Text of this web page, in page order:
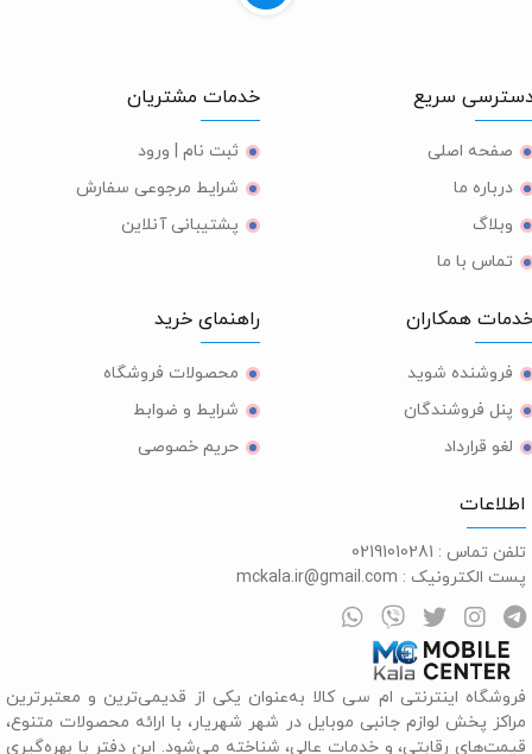
سریع
صفحه اصلی
درباره ما
وبلاگ
تماس با ما
خدمات مشتریان
ثبت نام | ورود
شرایط مرجوعی سفارش
پشتیبانی آنلاین
همکاران
فروشنده شوید
پنل فروشندگان
لغو قرارداد
راهنمای خرید
محصولات فروشگاه
شرایط و ضوابط
حریم خصوصی
تماس : 02191010281
الکترونیک : mckala.ir@gmail.com
اینترنتی ام سی کالا به‌عنوان یکی از قدیمی‌ترین و معتبرترین
پخش لوازم جانبی موبایل در شهر شهریار، با ارائه محصولات متنوع،
رقابتی، و خدمات عالی، شناخته می‌شود. این دفتر با بهره‌گیری